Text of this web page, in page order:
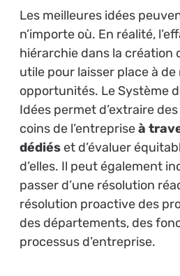
Les meilleures idées
n’importe où. En réalité,
hiérarchie dans la création
utile pour laisser place à de
opportunités. Le Système
Idées permet d’extraire
coins de l’entrepriseà
dédiéset d’évaluer
d’elles. Il peut également
passer d’une résolution
résolution proactive des
des départements, des
processus d’entreprise.